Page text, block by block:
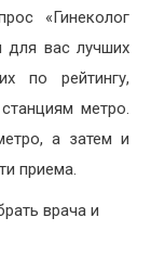
«Гинеколог
для вас лучших
по рейтингу,
метро.
а затем и
приема.
врача и